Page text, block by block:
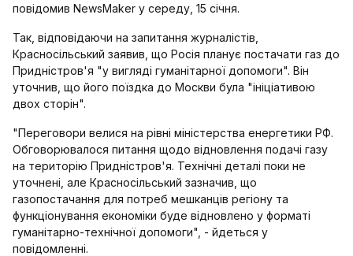
повідомив NewsMaker у середу, 15 січня.
Так, відповідаючи на запитання журналістів,
Красносільський заявив, що Росія планує постачати газ до
Придністров'я "у вигляді гуманітарної допомоги". Він
уточнив, що його поїздка до Москви була "ініціативою
двох сторін".
"Переговори велися на рівні міністерства енергетики РФ.
Обговорювалося питання щодо відновлення подачі газу
на територію Придністров'я. Технічні деталі поки не
уточнені, але Красносільський зазначив, що
газопостачання для потреб мешканців регіону та
функціонування економіки буде відновлено у форматі
гуманітарно-технічної допомоги", - йдеться у
повідомленні.